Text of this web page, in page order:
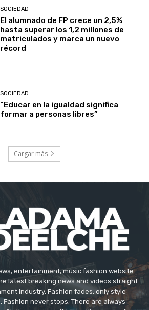
SOCIEDAD
El alumnado de FP crece un 2,5%
hasta superar los 1,2 millones de
matriculados y marca un nuevo
récord
SOCIEDAD
“Educar en la igualdad significa
formar a personas libres”
Cargar más
entertainment, music fashion website.
latest breaking news and videos straight
industry. Fashion fades, only style
Fashion never stops. There are always